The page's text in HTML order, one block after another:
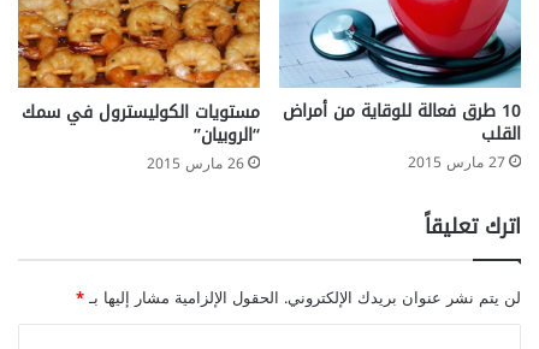
10 طرق فعالة للوقاية من أمراض
القلب
27 مارس 2015
مستويات الكوليسترول في سمك
“الروبيان”
26 مارس 2015
اترك تعليقاً
لن يتم نشر عنوان بريدك الإلكتروني. الحقول الإلزامية مشار إليها بـ*